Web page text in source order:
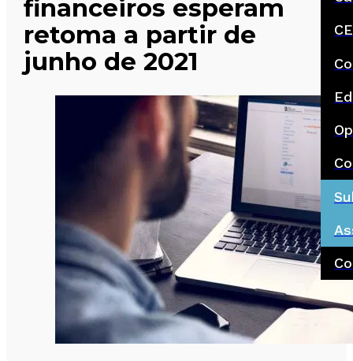
financeiros esperam
retoma a partir de
junho de 2021